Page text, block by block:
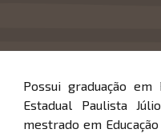
Possui graduação em
Estadual Paulista
mestrado em